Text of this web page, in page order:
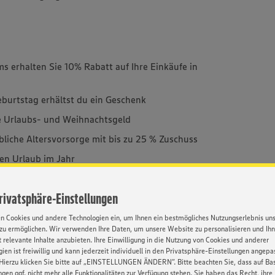
Einstellungen
Cookies und andere Technologien ein, um Ihnen ein bestmögliches Nutzungserlebnis
ermöglichen. Wir verwenden Ihre Daten, um unsere Website zu personalisieren und
relevante Inhalte anzubieten. Ihre Einwilligung in die Nutzung von Cookies und anderer
ist freiwillig und kann jederzeit individuell in den Privatsphäre-Einstellungen
klicken Sie bitte auf „EINSTELLUNGEN ÄNDERN”. Bitte beachten Sie, dass auf
ggf. nicht mehr alle Funktionalitäten zur Verfügung stehen. Sie haben das Recht, ihre
erhalten Sie 10% Rabatt auf Ihre Einkäufe in
erhältst du ein Geschenk
Urlaubs- und Weihnachtsgeld
Altersvorsorge mit bis zu 25 % Zuschuss
Urlaub im Jahr
mit freiwilligen Zusatzleistungen
Mineralwasser
bei unseren Partnerunternehmen
wie unsere Sommer- oder
ein wichtiger Faktor? Wir bieten E-Learning,